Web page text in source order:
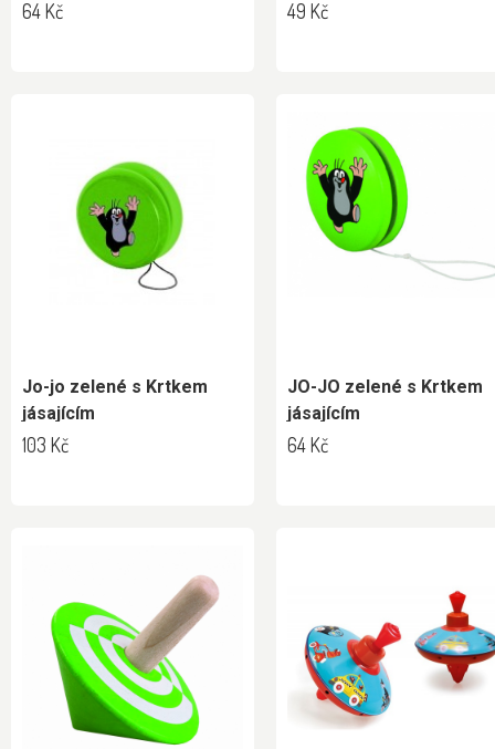
64 Kč 49 Kč
Jo-jo zelené s Krtkem
jásajícím
103 Kč
JO-JO zelené s Krtkem
jásajícím
64 Kč